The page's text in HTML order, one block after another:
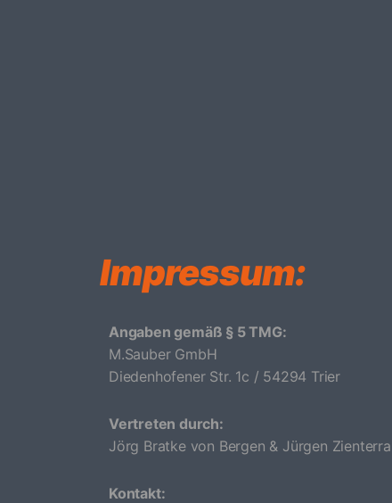
Impressum:
Angaben gemäß § 5 TMG:
M.Sauber GmbH
Diedenhofener Str. 1c / 54294 Trier
Vertreten durch:
Jörg Bratke von Bergen & Jürgen Zienterra
Kontakt: